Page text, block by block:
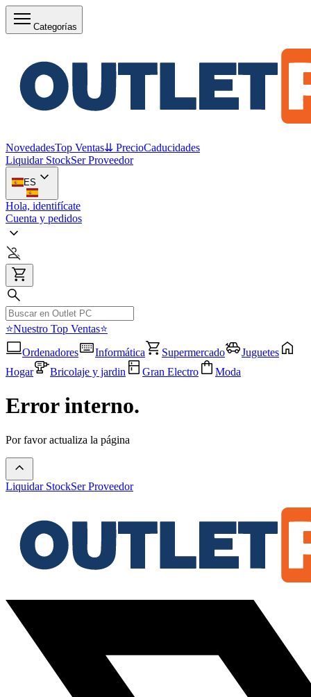
Categorías
NovedadesTop Ventas⇊ PrecioCaducidades
Liquidar StockSer Proveedor
ES
Hola, identifícate
Cuenta y pedidos
⭐Nuestro Top Ventas⭐
Ordenadores
Informática Supermercado
Juguetes
Hogar
Bricolaje y jardin Gran Electro Moda
Error interno.
Por favor actualiza la página
Liquidar StockSer Proveedor